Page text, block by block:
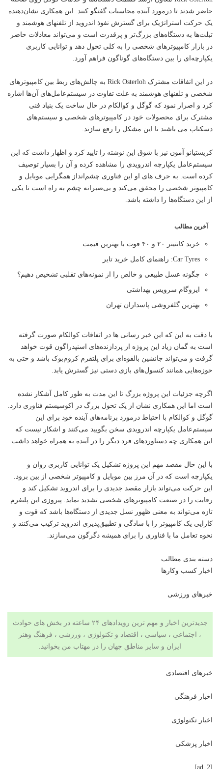
حاضر شدند تا درمورد آینده محاسبات گفتگو کنند. این همکاری نشان‌دهنده
یک حرکت استراتژیک برای گسترش نفوذ اندروید از تلفنهای هوشمند و
تبلت‌ها به دستگاه‌های بزرگ‌تر و پرقدرت است و می‌تواند معادلات حاضر
در بازار کامپیوترهای شخصی را به کلی تحول دهد و توانایی کاربری
یکپارچه‌ای را بین دستگاه‌های گوناگون فراهم آورد.
در این اتفاقات مشترک Rick Osterloh به چالش‌های ربط بین کامپیوترهای
شخصی و تلفنهای هوشمند به علت تفاوت در سیستم‌عامل‌های آن‌ها اشاره
کرد و اصرار نمود که گوگل و کوالکام در حال ساخت یک بنیاد فنی
مشترک برای محصولات خود در کامپیوترهای شخصی و سیستم‌های
دسکتاپ می باشند تا این مشکل را رفع سازند.
کریستیانو آمون نیز با شوق این نوشته را تایید کرد و اظهار داشت که این
سیستم‌عامل یکپارچه اندرویدی را مشاهده کرده و آن را بسیار توصیف
کرده است. به حرف های او این فناوری چشم‌انداز همگرایی موبایل و
کامپیوتر شخصی را محقق می‌کند و بی‌صبرانه چشم به راه است تا یکی
از این دستگاه‌ها را داشته باشد.
آخرین مطالب
خرید کانتینر ۲۰ و ۴۰ فوت با بهترین قیمت
Car Tyres: راهنمای کامل خرید تایر
چگونه عسل طبیعی و خالص را از نمونه‌های تقلبی تشخیص دهیم؟
ایزوگام سرویس بهداشتی
بهترین گلفروشی پاسداران تهران
با دقت به این که این خبر رسانی ها در اتفاقات کوالکام صورت گرفته
است به گمان زیاد این پروژه از پردازنده‌های اسنپدراگون قوت خواهد
گرفت و می‌تواند جانشین بالقوه‌ای برای پلتفرم کروم‌بوک باشد و حتی به
حوزه‌هایی همانند کنسول‌های بازی دستی نیز گسترش یابد.
اگرچه جزئیات این پروژه بزرگ تا این مدت به طور کامل آشکار نشده
است اما این همکاری نشان از یک تحول بزرگ در اکوسیستم فناوری دارد.
گوگل و کوالکام با احتیاط درمورد برنامه‌های آینده خود برای این
سیستم‌عامل یکپارچه اندرویدی سخن بگویید می‌کنند و اشکار نیست که
این همکاری چه دستاوردهای فرد دیگر را در آینده به همراه خواهد داشت.
با این حال مقصد مهم این پروژه تشکیل یک توانایی کاربری روان و
یکپارچه است که در آن مرز بین موبایل و کامپیوتر شخصی از بین برود.
این حرکت می‌تواند بازار مقصد جدیدی را برای اندروید تشکیل کند و
رقابت را در صنعت کامپیوترهای شخصی تشدید نماید. پیروزی این پلتفرم
تازه می‌تواند به معنی ظهور نسل جدیدی از دستگاه‌ها باشد که قوت و
کارایی یک کامپیوتر را با سادگی و تطبیق‌پذیری اندروید ترکیب می‌کنند و
نحوه تعامل ما با فناوری را برای همیشه دگرگون می‌سازند.
دسته بندی مطالب
اخبار کسب وکارها
خبرهای ورزشی
جدیدترین اخبار و مهم ترین رویدادهای ۲۴ ساعته در بخش های حوادث
، اجتماعی ، سیاسی ، اقتصاد و تکنولوژی ، ورزشی ، فرهنگ وهنر
ایران و سایر مناطق جهان را در مهتاب من بخوانید.
خبرهای اقتصادی
اخبار فرهنگی
اخبار تکنولوژی
اخبار پزشکی
[ad_2]